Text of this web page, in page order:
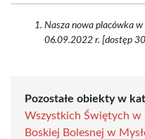
Nasza nowa placówka
06.09.2022 r. [dostęp
Pozostałe obiekty w
Wszystkich Świętych w
Boskiej Bolesnej w